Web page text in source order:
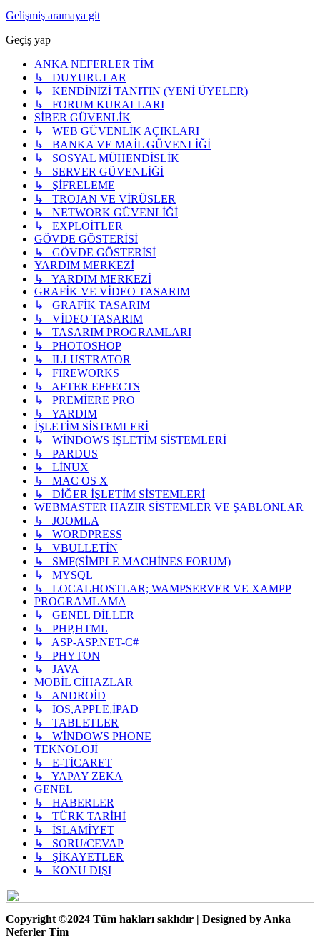
Gelişmiş aramaya git
Geçiş yap
ANKA NEFERLER TİM
↳ DUYURULAR
↳ KENDİNİZİ TANITIN (YENİ ÜYELER)
↳ FORUM KURALLARI
SİBER GÜVENLİK
↳ WEB GÜVENLİK AÇIKLARI
↳ BANKA VE MAİL GÜVENLİĞİ
↳ SOSYAL MÜHENDİSLİK
↳ SERVER GÜVENLİĞİ
↳ ŞİFRELEME
↳ TROJAN VE VİRÜSLER
↳ NETWORK GÜVENLİĞİ
↳ EXPLOİTLER
GÖVDE GÖSTERİSİ
↳ GÖVDE GÖSTERİSİ
YARDIM MERKEZİ
↳ YARDIM MERKEZİ
GRAFİK VE VİDEO TASARIM
↳ GRAFİK TASARIM
↳ VİDEO TASARIM
↳ TASARIM PROGRAMLARI
↳ PHOTOSHOP
↳ ILLUSTRATOR
↳ FIREWORKS
↳ AFTER EFFECTS
↳ PREMİERE PRO
↳ YARDIM
İŞLETİM SİSTEMLERİ
↳ WİNDOWS İŞLETİM SİSTEMLERİ
↳ PARDUS
↳ LİNUX
↳ MAC OS X
↳ DİĞER İŞLETİM SİSTEMLERİ
WEBMASTER HAZIR SİSTEMLER VE ŞABLONLAR
↳ JOOMLA
↳ WORDPRESS
↳ VBULLETİN
↳ SMF(SİMPLE MACHİNES FORUM)
↳ MYSQL
↳ LOCALHOSTLAR; WAMPSERVER VE XAMPP
PROGRAMLAMA
↳ GENEL DİLLER
↳ PHP,HTML
↳ ASP-ASP.NET-C#
↳ PHYTON
↳ JAVA
MOBİL CİHAZLAR
↳ ANDROİD
↳ İOS,APPLE,İPAD
↳ TABLETLER
↳ WİNDOWS PHONE
TEKNOLOJİ
↳ E-TİCARET
↳ YAPAY ZEKA
GENEL
↳ HABERLER
↳ TÜRK TARİHİ
↳ İSLAMİYET
↳ SORU/CEVAP
↳ ŞİKAYETLER
↳ KONU DIŞI
Copyright ©2024 Tüm hakları saklıdır | Designed by Anka
Neferler Tim